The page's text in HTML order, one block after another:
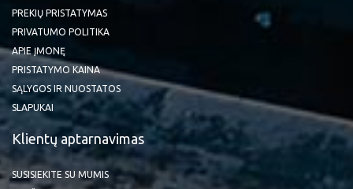
PREKIŲ PRISTATYMAS
PRIVATUMO POLITIKA
APIE ĮMONĘ
PRISTATYMO KAINA
SĄLYGOS IR NUOSTATOS
SLAPUKAI
Klientų aptarnavimas
SUSISIEKITE SU MUMIS